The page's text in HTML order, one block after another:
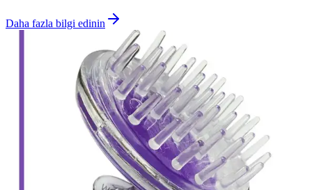
Daha fazla bilgi edinin